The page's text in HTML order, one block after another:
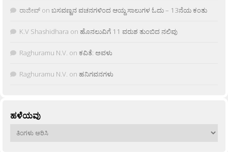
ರಾಜೀವ್ on ಬಸವಣ್ಣನ ವಚನಗಳಿಂದ ಆಯ್ದ ಸಾಲುಗಳ ಓದು – 13ನೆಯ ಕಂತು
K.V Shashidhara on ಹೊನಲುವಿಗೆ 11 ವರುಶ ತುಂಬಿದ ನಲಿವು
Raghuramu N.V. on ಕವಿತೆ: ಅವಳು
Raghuramu N.V. on ಹನಿಗವನಗಳು
ಹಳೆಯವು
ಹಳೆಯವು